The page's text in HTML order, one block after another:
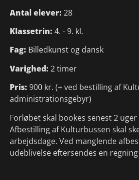
Antal elever: 28
Klassetrin: 4. - 9. kl.
Fag: Billedkunst og dansk
Varighed: 2 timer
Pris: 900 kr. (+ ved bestilling af
administrationsgebyr)
Forløbet skal bookes senest 2
Afbestilling af Kulturbussen skal
arbejdsdage. Ved manglende
udeblivelse eftersendes en regning